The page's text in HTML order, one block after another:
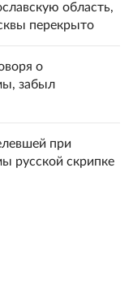
область,
перекрыто
о
забыл
при
русской скрипке